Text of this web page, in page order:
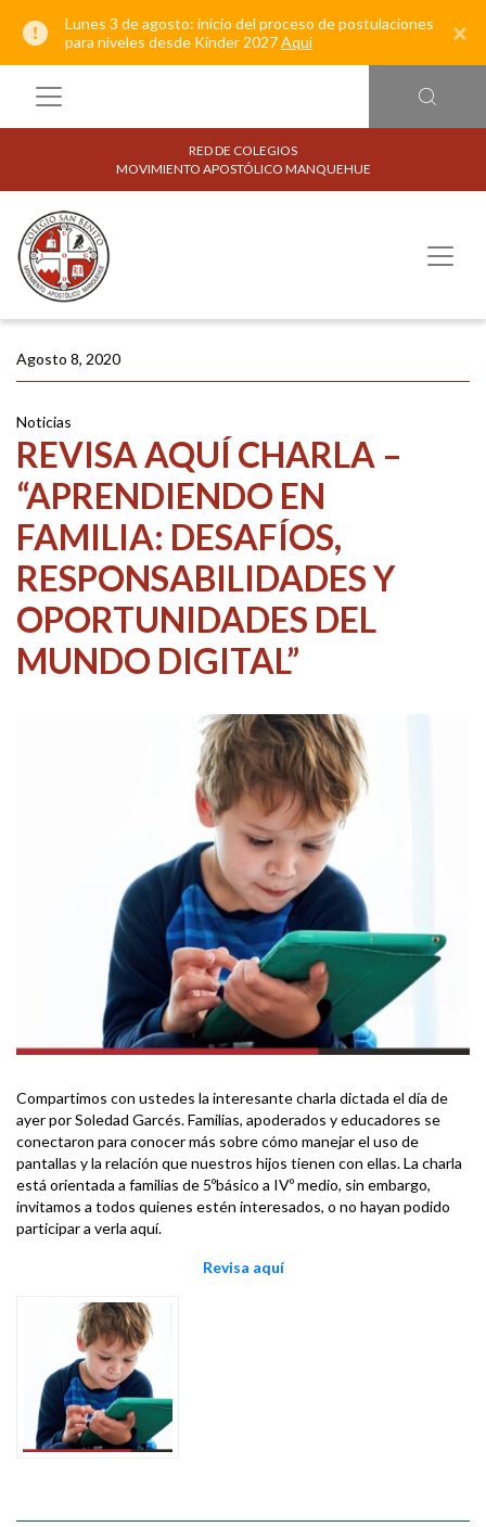
Lunes 3 de agosto: inicio del proceso de postulaciones
para niveles desde Kínder 2027Aquí ×
RED DE COLEGIOS
MOVIMIENTO APOSTÓLICO MANQUEHUE
Agosto 8, 2020
Noticias
REVISA AQUÍ CHARLA –
“APRENDIENDO EN
FAMILIA: DESAFÍOS,
RESPONSABILIDADES Y
OPORTUNIDADES DEL
MUNDO DIGITAL”
Compartimos con ustedes la interesante charla dictada el día de
ayer por Soledad Garcés. Familias, apoderados y educadores se
conectaron para conocer más sobre cómo manejar el uso de
pantallas y la relación que nuestros hijos tienen con ellas. La charla
está orientada a familias de 5ºbásico a IVº medio, sin embargo,
invitamos a todos quienes estén interesados, o no hayan podido
participar a verla aquí.
Revisa aquí